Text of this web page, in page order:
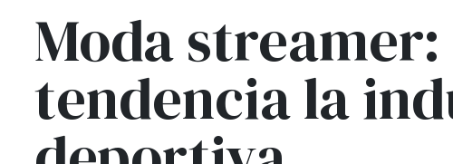
Moda
tendencia la